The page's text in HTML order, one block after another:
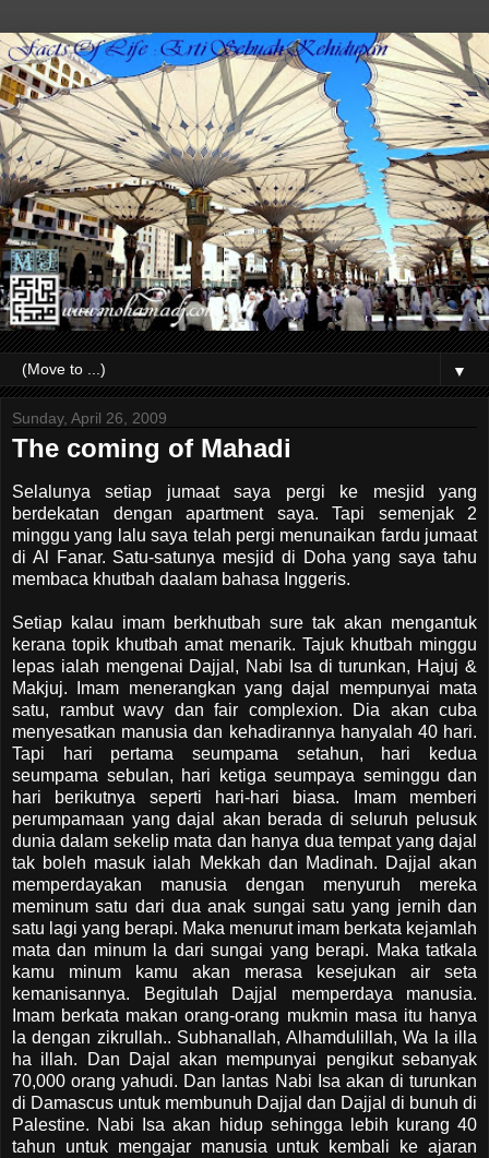
▼
Sunday, April 26, 2009
The coming of Mahadi
Selalunya setiap jumaat saya pergi ke mesjid yang
berdekatan dengan apartment saya. Tapi semenjak 2
minggu yang lalu saya telah pergi menunaikan fardu jumaat
di Al Fanar. Satu-satunya mesjid di Doha yang saya tahu
membaca khutbah daalam bahasa Inggeris.
Setiap kalau imam berkhutbah sure tak akan mengantuk
kerana topik khutbah amat menarik. Tajuk khutbah minggu
lepas ialah mengenai Dajjal, Nabi Isa di turunkan, Hajuj &
Makjuj. Imam menerangkan yang dajal mempunyai mata
satu, rambut wavy dan fair complexion. Dia akan cuba
menyesatkan manusia dan kehadirannya hanyalah 40 hari.
Tapi hari pertama seumpama setahun, hari kedua
seumpama sebulan, hari ketiga seumpaya seminggu dan
hari berikutnya seperti hari-hari biasa. Imam memberi
perumpamaan yang dajal akan berada di seluruh pelusuk
dunia dalam sekelip mata dan hanya dua tempat yang dajal
tak boleh masuk ialah Mekkah dan Madinah. Dajjal akan
memperdayakan manusia dengan menyuruh mereka
meminum satu dari dua anak sungai satu yang jernih dan
satu lagi yang berapi. Maka menurut imam berkata kejamlah
mata dan minum la dari sungai yang berapi. Maka tatkala
kamu minum kamu akan merasa kesejukan air seta
kemanisannya. Begitulah Dajjal memperdaya manusia.
Imam berkata makan orang-orang mukmin masa itu hanya
la dengan zikrullah.. Subhanallah, Alhamdulillah, Wa la illa
ha illah. Dan Dajal akan mempunyai pengikut sebanyak
70,000 orang yahudi. Dan lantas Nabi Isa akan di turunkan
di Damascus untuk membunuh Dajjal dan Dajjal di bunuh di
Palestine. Nabi Isa akan hidup sehingga lebih kurang 40
tahun untuk mengajar manusia untuk kembali ke ajaran